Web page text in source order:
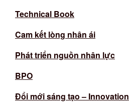
Technical Book
Cam kết lòng nhân ái
Phát triển nguồn nhân lực
BPO
Đổi mới sáng tạo – Innovation